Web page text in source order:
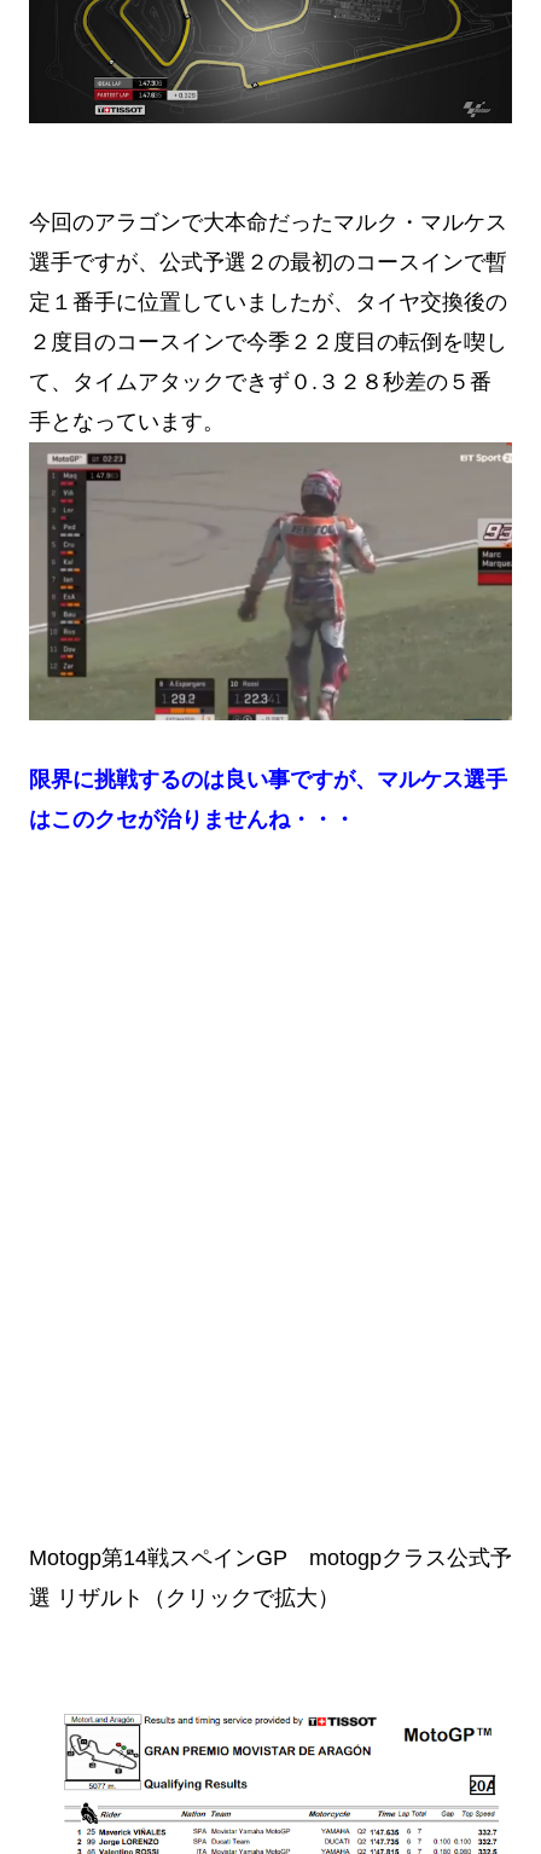
今回のアラゴンで大本命だったマルク・マルケス
選手ですが、公式予選２の最初のコースインで暫
定１番手に位置していましたが、タイヤ交換後の
２度目のコースインで今季２２度目の転倒を喫し
て、タイムアタックできず０.３２８秒差の５番
手となっています。
限界に挑戦するのは良い事ですが、マルケス選手
はこのクセが治りませんね・・・
Motogp第14戦スペインGP motogpクラス公式予
選 リザルト（クリックで拡大）